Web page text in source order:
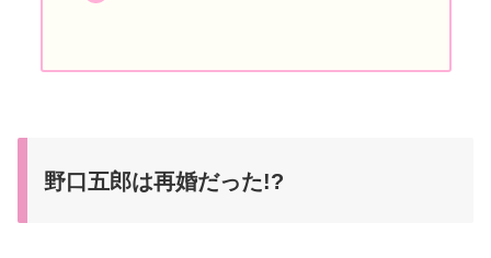
野口五郎は再婚だった!?